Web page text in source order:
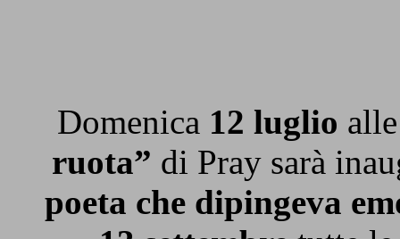
Domenica 12 luglio
ruota” di Pray sarà
poeta che dipingeva